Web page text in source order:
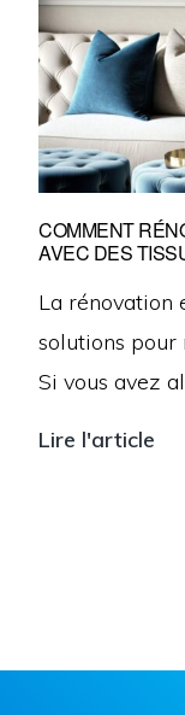
la
ou
la
?
COMMENT
AVEC DES
La rénovation
solutions pour
Si vous avez
Lire l'article